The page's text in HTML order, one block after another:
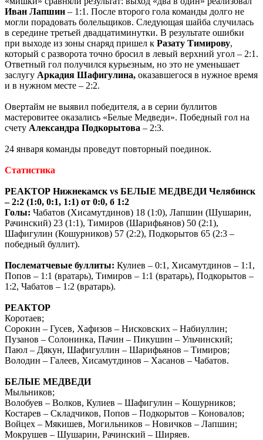
Иван Лапшин – 1:1. После второго гола команды долго не
могли порадовать болельщиков. Следующая шайба случилась
в середине третьей двадцатиминутки. В результате ошибки
при выходе из зоны снаряд пришел к Разату Тимирову,
который с разворота точно бросил в левый верхний угол – 2:1.
Ответный гол получился курьезным, но это не уменьшает
заслугу Аркадия Шафигулина, оказавшегося в нужное время
и в нужном месте – 2:2.
Овертайм не выявил победителя, а в серии буллитов
мастеровитее оказались «Белые Медведи». Победный гол на
счету Александра Подкорытова – 2:3.
24 января команды проведут повторный поединок.
Статистика
РЕАКТОР Нижнекамск vs БЕЛЫЕ МЕДВЕДИ Челябинск
– 2:2 (1:0, 0:1, 1:1) от 0:0, б 1:2
Голы: Чабатов (Хисамутдинов) 18 (1:0), Лапшин (Шушарин,
Рачинский) 23 (1:1), Тимиров (Шарифьянов) 50 (2:1),
Шафигулин (Кошурников) 57 (2:2), Подкорытов 65 (2:3 –
победный буллит).
Послематчевые буллиты: Кулиев – 0:1, Хисамутдинов – 1:1,
Попов – 1:1 (вратарь), Тимиров – 1:1 (вратарь), Подкорытов –
1:2, Чабатов – 1:2 (вратарь).
РЕАКТОР
Коротаев;
Сорокин – Гусев, Хафизов – Нисковских – Набиуллин;
Пузанов – Солонинка, Пачин – Пикушин – Ульчинский;
Паюл – Дякун, Шафигуллин – Шарифьянов – Тимиров;
Володин – Галеев, Хисамутдинов – Хасанов – Чабатов.
БЕЛЫЕ МЕДВЕДИ
Мыльников;
Волобуев – Волков, Кулиев – Шафигулин – Кошурников;
Костарев – Складчиков, Попов – Подкорытов – Коновалов;
Войцех – Мякишев, Могильников – Новичков – Лапшин;
Мокрушев – Шушарин, Рачинский – Ширяев.